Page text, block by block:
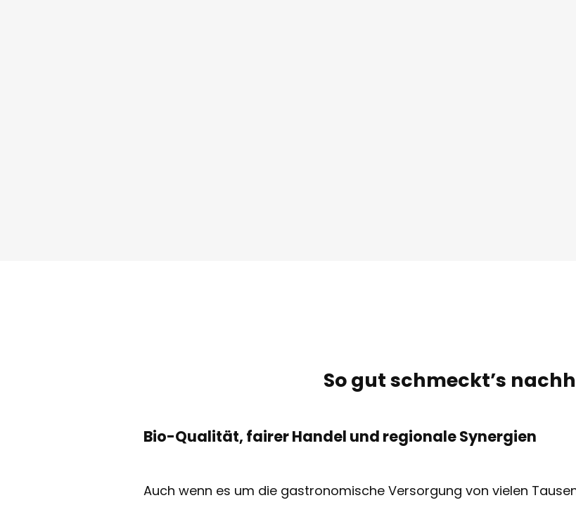
So gut schmeckt’s
Bio-Qualität, fairer Handel und regionale Synergien
Auch wenn es um die gastronomische Versorgung von vielen